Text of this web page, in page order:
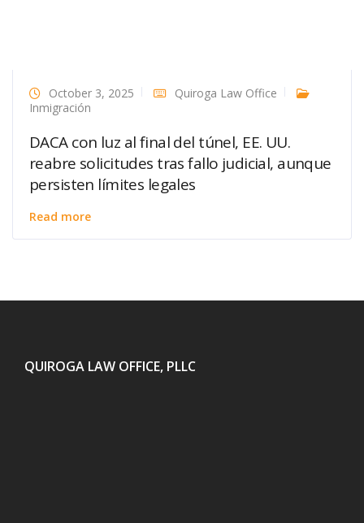
October 3, 2025
Quiroga Law Office
Inmigración
DACA con luz al final del túnel, EE. UU.
reabre solicitudes tras fallo judicial, aunque
persisten límites legales
Read more
QUIROGA LAW OFFICE, PLLC